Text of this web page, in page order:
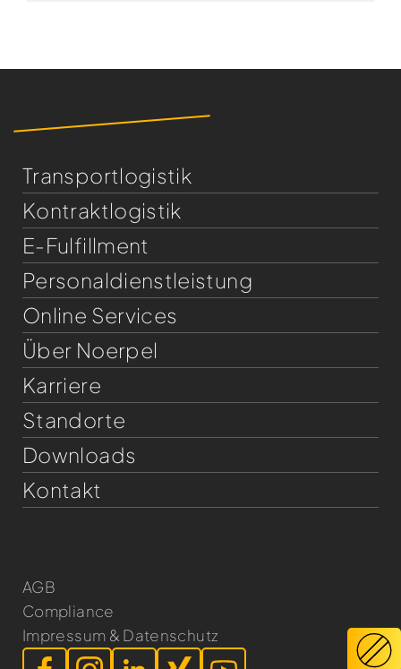
Transportlogistik
Kontraktlogistik
E-Fulfillment
Personaldienst­leistung
Online Services
Über Noerpel
Karriere
Standorte
Downloads
Kontakt
AGB
Compliance
Impressum & Datenschutz